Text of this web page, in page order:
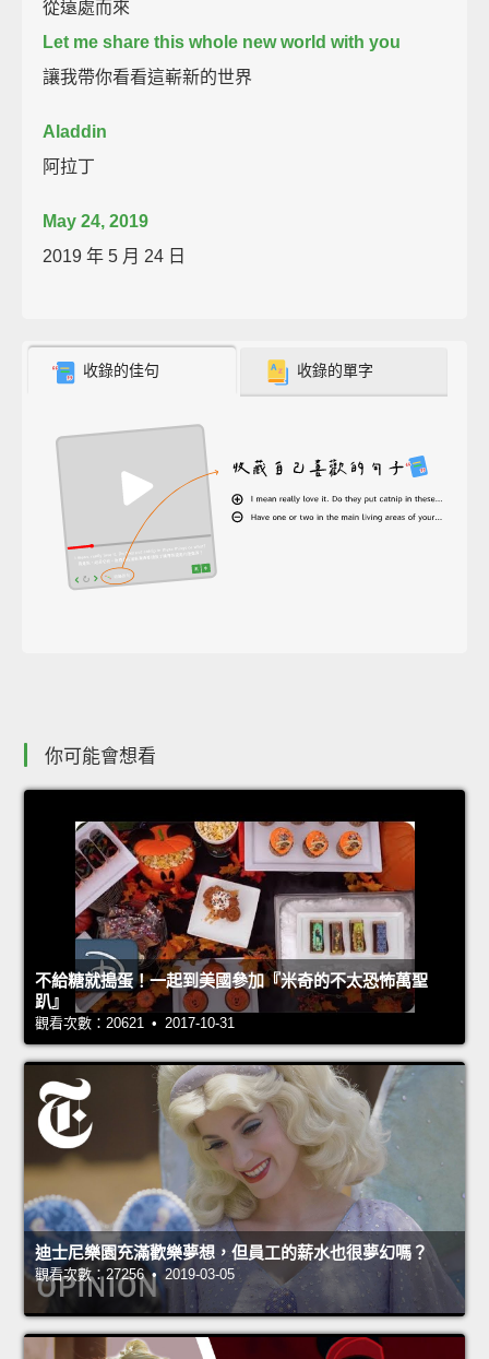
從遠處而來
Let me share this whole new world with you
讓我帶你看看這嶄新的世界
Aladdin
阿拉丁
May 24, 2019
2019 年 5 月 24 日
收錄的佳句 收錄的單字
你可能會想看
不給糖就搗蛋！一起到美國參加『米奇的不太恐怖萬聖
趴』
觀看次數：20621 • 2017-10-31
迪士尼樂園充滿歡樂夢想，但員工的薪水也很夢幻嗎？
觀看次數：27256 • 2019-03-05